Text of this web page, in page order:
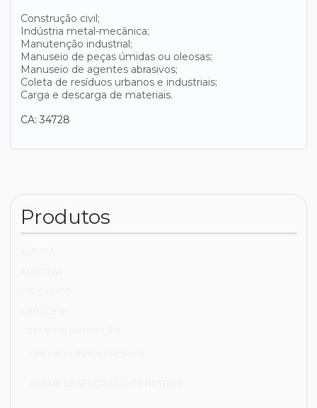
Construção civil;
Indústria metal-mecânica;
Manutenção industrial;
Manuseio de peças úmidas ou oleosas;
Manuseio de agentes abrasivos;
Coleta de resíduos urbanos e industriais;
Carga e descarga de materiais.
CA: 34728
Produtos